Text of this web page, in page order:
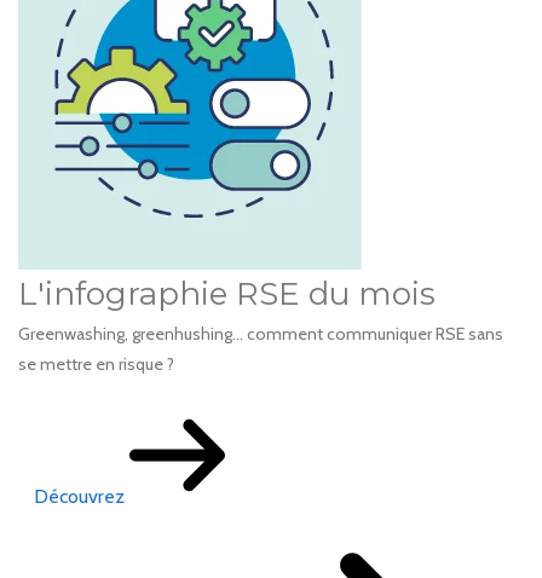
L'infographie RSE du mois
Greenwashing, greenhushing… comment communiquer RSE sans
se mettre en risque ?
Découvrez